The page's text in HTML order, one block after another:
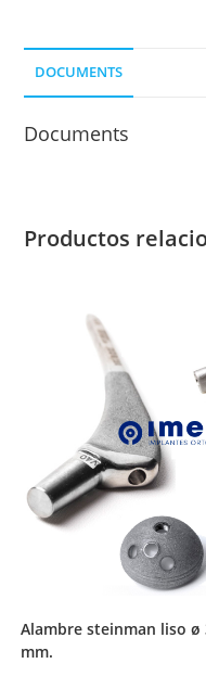
DOCUMENTS
Documents
Productos
alambre steinman liso ø 3,5 mm. long. 250 mm.long: 250
mm.